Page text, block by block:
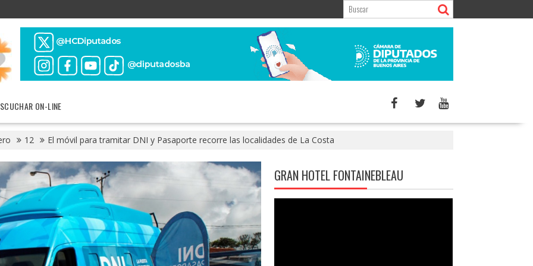
ON-LINE
12 El móvil para tramitar DNI y Pasaporte recorre las localidades de La Costa
GRAN HOTEL FONTAINEBLEAU